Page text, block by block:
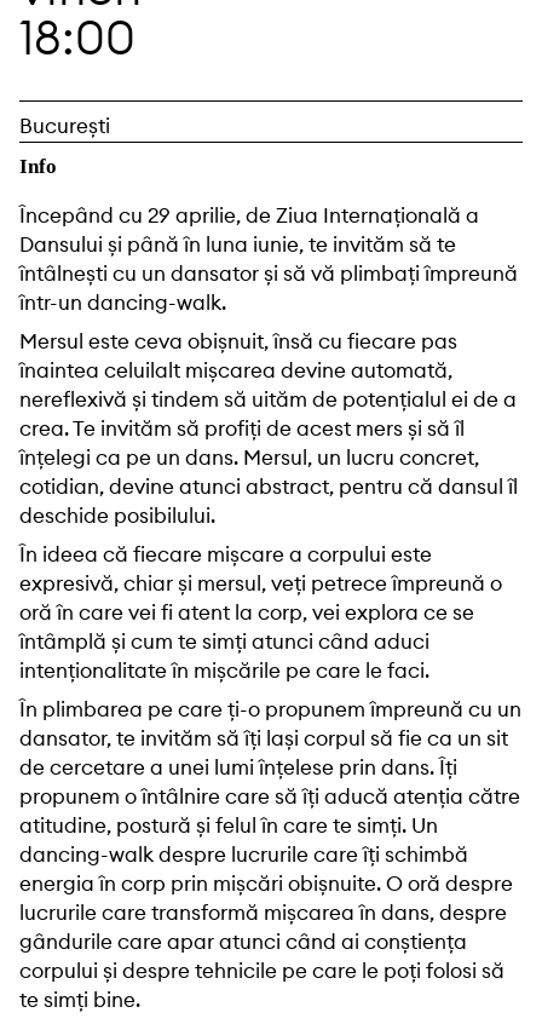
18:00
București
Info
Începând cu 29 aprilie, de Ziua Internațională a
Dansului și până în luna iunie, te invităm să te
întâlnești cu un dansator și să vă plimbați împreună
într-un dancing-walk.
Mersul este ceva obișnuit, însă cu fiecare pas
înaintea celuilalt mișcarea devine automată,
nereflexivă și tindem să uităm de potențialul ei de a
crea. Te invităm să profiți de acest mers și să îl
înțelegi ca pe un dans. Mersul, un lucru concret,
cotidian, devine atunci abstract, pentru că dansul îl
deschide posibilului.
În ideea că fiecare mișcare a corpului este
expresivă, chiar și mersul, veți petrece împreună o
oră în care vei fi atent la corp, vei explora ce se
întâmplă și cum te simți atunci când aduci
intenționalitate în mișcările pe care le faci.
În plimbarea pe care ți-o propunem împreună cu un
dansator, te invităm să îți lași corpul să fie ca un sit
de cercetare a unei lumi înțelese prin dans. Îți
propunem o întâlnire care să îți aducă atenția către
atitudine, postură și felul în care te simți. Un
dancing-walk despre lucrurile care îți schimbă
energia în corp prin mișcări obișnuite. O oră despre
lucrurile care transformă mișcarea în dans, despre
gândurile care apar atunci când ai conștiența
corpului și despre tehnicile pe care le poți folosi să
te simți bine.